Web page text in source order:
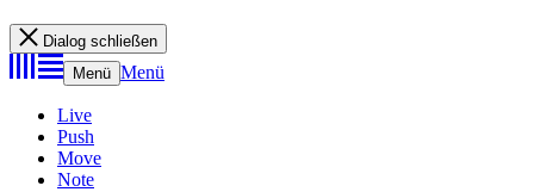
Dialog schließen
Menü Menü
Live
Push
Move
Note